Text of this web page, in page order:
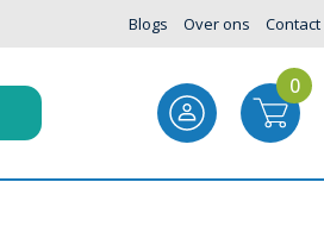
Blogs Over ons Contact
0